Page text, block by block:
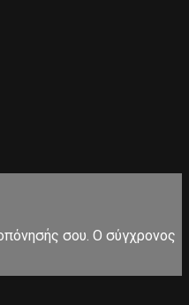
σου. Ο σύγχρονος